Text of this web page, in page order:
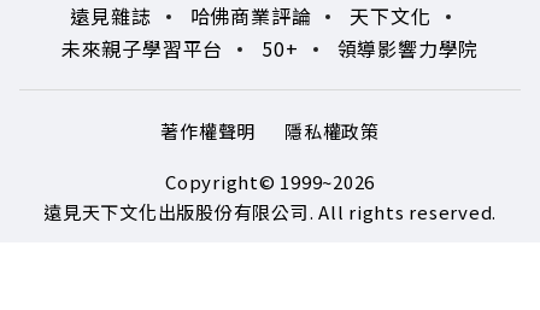
遠見雜誌 哈佛商業評論
天下文化
未來親子學習平台
50+ 領導影響力學院
著作權聲明
隱私權政策
Copyright© 1999~2026
遠見天下文化出版股份有限公司. All rights reserved.